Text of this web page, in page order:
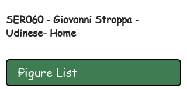
SER060 - Giovanni Stroppa -
Udinese- Home